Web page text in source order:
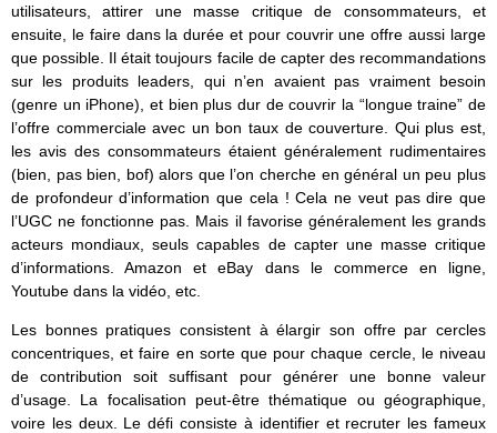
utilisateurs, attirer une masse critique de consommateurs, et
ensuite, le faire dans la durée et pour couvrir une offre aussi large
que possible. Il était toujours facile de capter des recommandations
sur les produits leaders, qui n’en avaient pas vraiment besoin
(genre un iPhone), et bien plus dur de couvrir la “longue traine” de
l’offre commerciale avec un bon taux de couverture. Qui plus est,
les avis des consommateurs étaient généralement rudimentaires
(bien, pas bien, bof) alors que l’on cherche en général un peu plus
de profondeur d’information que cela ! Cela ne veut pas dire que
l’UGC ne fonctionne pas. Mais il favorise généralement les grands
acteurs mondiaux, seuls capables de capter une masse critique
d’informations. Amazon et eBay dans le commerce en ligne,
Youtube dans la vidéo, etc.
Les bonnes pratiques consistent à élargir son offre par cercles
concentriques, et faire en sorte que pour chaque cercle, le niveau
de contribution soit suffisant pour générer une bonne valeur
d’usage. La focalisation peut-être thématique ou géographique,
voire les deux. Le défi consiste à identifier et recruter les fameux